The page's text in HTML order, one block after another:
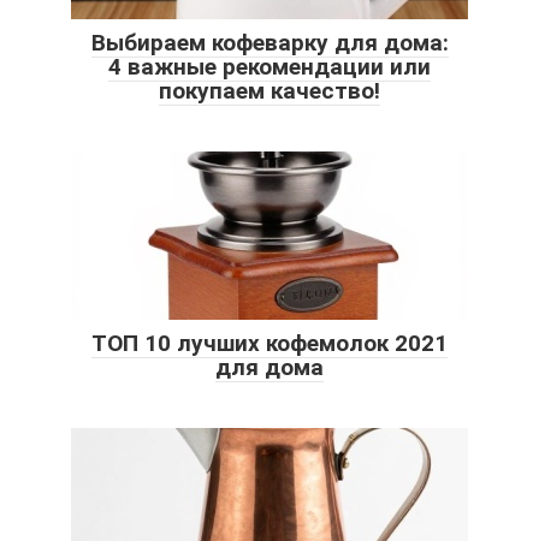
Выбираем кофеварку для дома:
4 важные рекомендации или
покупаем качество!
ТОП 10 лучших кофемолок 2021
для дома